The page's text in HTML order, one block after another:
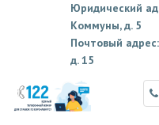
Юридический
Коммуны, д. 5
Почтовый
д. 15